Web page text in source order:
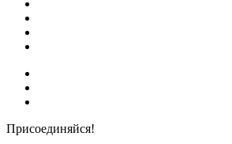
Присоединяйся!